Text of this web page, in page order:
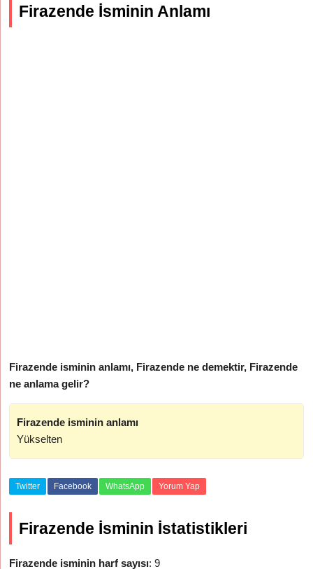
Firazende İsminin Anlamı
Firazende isminin anlamı, Firazende ne demektir, Firazende
ne anlama gelir?
Firazende isminin anlamı
Yükselten
Twitter Facebook WhatsApp Yorum Yap
Firazende İsminin İstatistikleri
Firazende isminin harf sayısı: 9